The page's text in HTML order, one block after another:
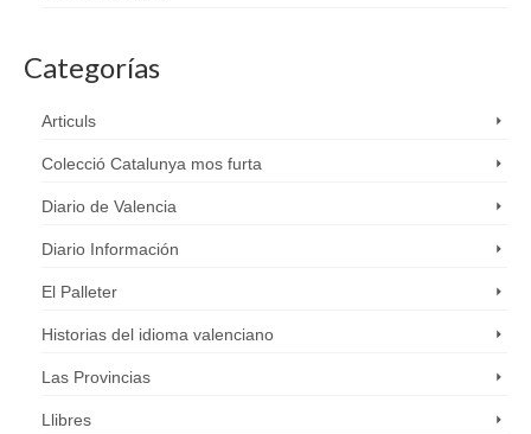
Categorías
Articuls
Colecció Catalunya mos furta
Diario de Valencia
Diario Información
El Palleter
Historias del idioma valenciano
Las Provincias
Llibres